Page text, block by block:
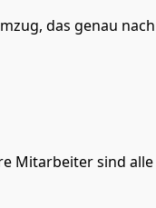
das genau
Mitarbeiter sind